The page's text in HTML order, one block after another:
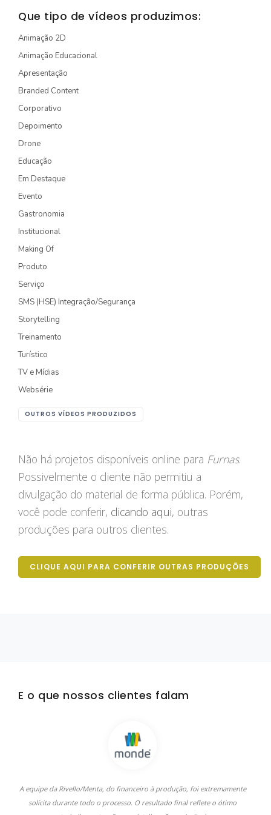
STORYTELLING
EDIÇÃO / CAPTAÇÃO
FOTOGRAFIA
ESTÚDIO
FOTO/VÍDEO
RECEITA / AULA
PRODUTO/SERVIÇO
INSTITUCIONAL
Que tipo de vídeos produzimos:
Animação 2D
Animação Educacional
Apresentação
Branded Content
Corporativo
Depoimento
Drone
Educação
Em Destaque
Evento
Gastronomia
Institucional
Making Of
Produto
Serviço
SMS (HSE) Integração/Segurança
Storytelling
Treinamento
Turístico
TV e Mídias
Websérie
OUTROS VÍDEOS PRODUZIDOS
Não há projetos disponíveis online para Furnas.
Possivelmente o cliente não permitiu a
divulgação do material de forma pública. Porém,
você pode conferir, clicando aqui, outras
produções para outros clientes.
CLIQUE AQUI PARA CONFERIR OUTRAS PRODUÇÕES
E o que nossos clientes falam
A equipe da Rivello/Menta, do financeiro à produção, foi extremamente
solícita durante todo o processo. O resultado final reflete o ótimo